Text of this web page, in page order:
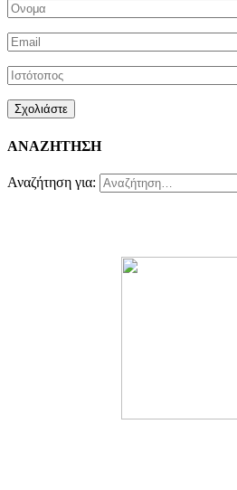
ΑΝΑΖΗΤΗΣΗ
Αναζήτηση για: